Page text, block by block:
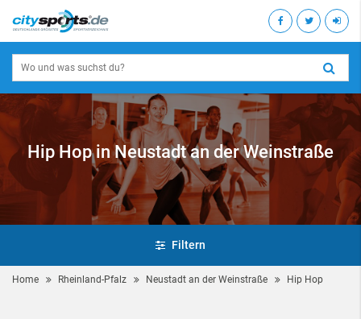
Hip Hop in Neustadt an der Weinstraße
Filtern
Home Rheinland-Pfalz Neustadt an der Weinstraße Hip Hop